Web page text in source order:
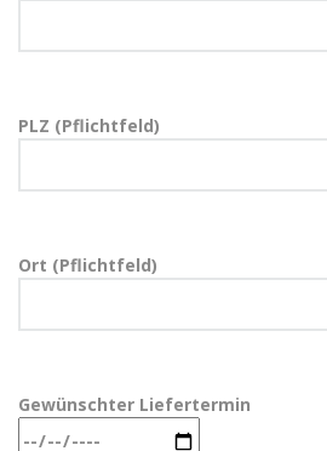
PLZ (Pflichtfeld)
Ort (Pflichtfeld)
Gewünschter Liefertermin